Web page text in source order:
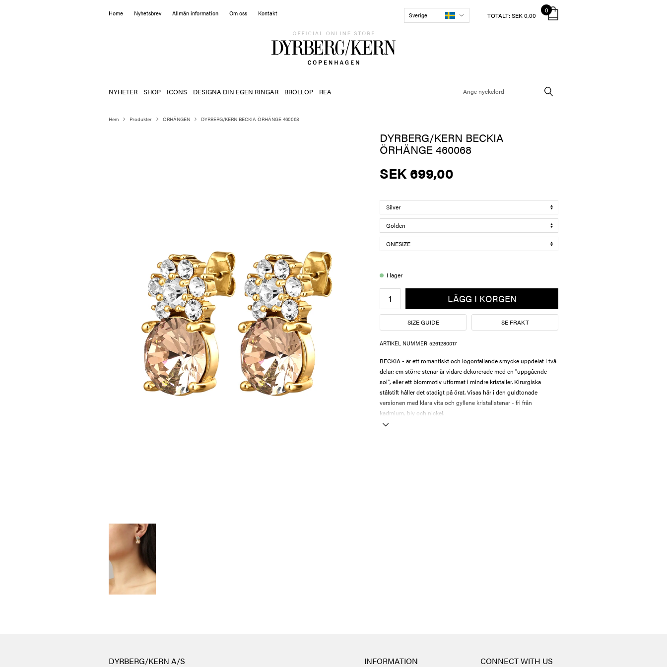
Home Nyhetsbrev Allmän information Om oss Kontakt Sverige
0
TOTALT: SEK 0,00
NYHETER SHOP ICONS DESIGNA DIN EGEN RINGAR BRÖLLOP REA
Hem Produkter ÖRHÄNGEN DYRBERG/KERN BECKIA ÖRHÄNGE 460068
DYRBERG/KERN BECKIA
ÖRHÄNGE 460068
SEK 699,00
I lager
LÄGG I KORGEN
SIZE GUIDE SE FRAKT
ARTIKEL NUMMER 5261280017
BECKIA - är ett romantiskt och iögonfallande smycke uppdelat i två
delar; em större stenar är vidare dekorerade med en "uppgående
sol", eller ett blommotiv utformat i mindre kristaller. Kirurgiska
stålstift håller det stadigt på örat. Visas här i den guldtonade
versionen med klara vita och gyllene kristallstenar - fri från
kadmium, bly och nickel.
DYRBERG/KERN A/S INFORMATION CONNECT WITH US